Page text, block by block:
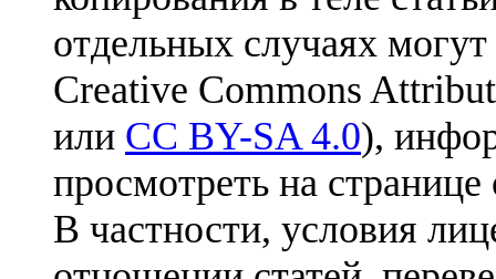
отдельных случаях
Creative Commons
или CC BY-SA 4.0),
просмотреть на
В частности, условия